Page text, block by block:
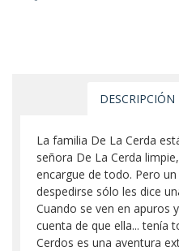
DESCRIPCIÓN
La familia De La Cerda
señora De La Cerda
encargue de todo. Pero
despedirse sólo les dice
Cuando se ven en apuros
cuenta de que ella... tenía
Cerdos es una aventura